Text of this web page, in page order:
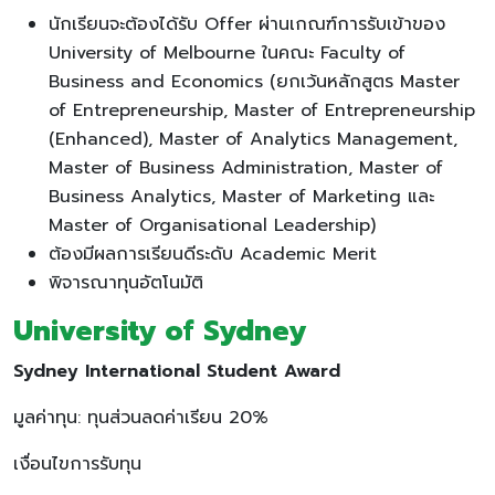
นักเรียนจะต้องได้รับ Offer ผ่านเกณฑ์การรับเข้าของ
University of Melbourne ในคณะ Faculty of
Business and Economics (ยกเว้นหลักสูตร Master
of Entrepreneurship, Master of Entrepreneurship
(Enhanced), Master of Analytics Management,
Master of Business Administration, Master of
Business Analytics, Master of Marketing และ
Master of Organisational Leadership)
ต้องมีผลการเรียนดีระดับ Academic Merit
พิจารณาทุนอัตโนมัติ
University of Sydney
Sydney International Student Award
มูลค่าทุน: ทุนส่วนลดค่าเรียน 20%
เงื่อนไขการรับทุน